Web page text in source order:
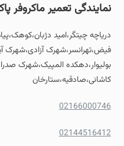
نمایندگی تعمیر ماکروفر
دریاچه چیتگر،امید
فیض،تهرانسر،شهرک آزادی،شهرک
بولیوار،دهکده المپیک،شهرک
کاشانی،صادقیه،ستارخان
02166000746
02144516412